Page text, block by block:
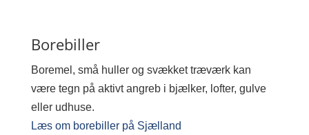
Borebiller
Boremel, små huller og svækket træværk kan
være tegn på aktivt angreb i bjælker, lofter, gulve
eller udhuse.
Læs om borebiller på Sjælland